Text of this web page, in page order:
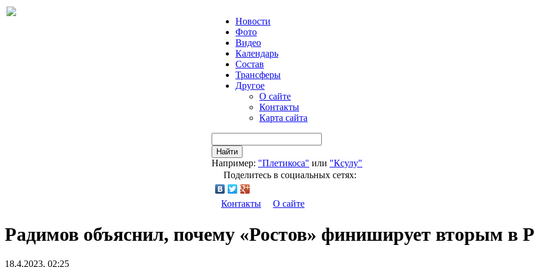
Новости
Фото
Видео
Календарь
Состав
Трансферы
Другое
О сайте
Контакты
Карта сайта
Найти
Например: "Плетикоса" или "Ксулу"
Поделитесь в социальных сетях:
Контакты О сайте
Радимов объяснил, почему «Ростов» финиширует вторым в
18.4.2023, 02:25